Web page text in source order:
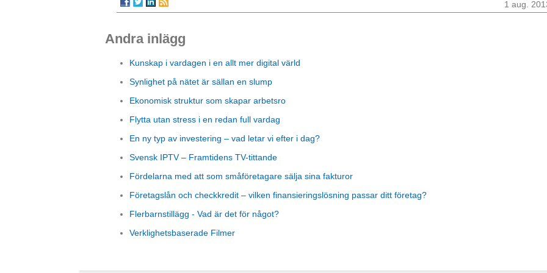
1 aug.
Andra inlägg
Kunskap i vardagen i en allt mer digital värld
Synlighet på nätet är sällan en slump
Ekonomisk struktur som skapar arbetsro
Flytta utan stress i en redan full vardag
En ny typ av investering – vad letar vi efter i dag?
Svensk IPTV – Framtidens TV-tittande
Fördelarna med att som småföretagare sälja sina fakturor
Företagslån och checkkredit – vilken finansieringslösning passar ditt företag?
Flerbarnstillägg - Vad är det för något?
Verklighetsbaserade Filmer